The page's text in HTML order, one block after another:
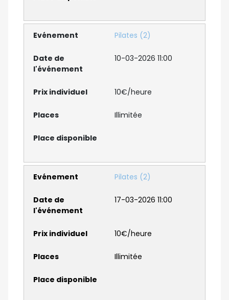
Pilates (2)
10-03-2026 11:00
10€/heure
Illimitée
Pilates (2)
17-03-2026 11:00
10€/heure
Illimitée